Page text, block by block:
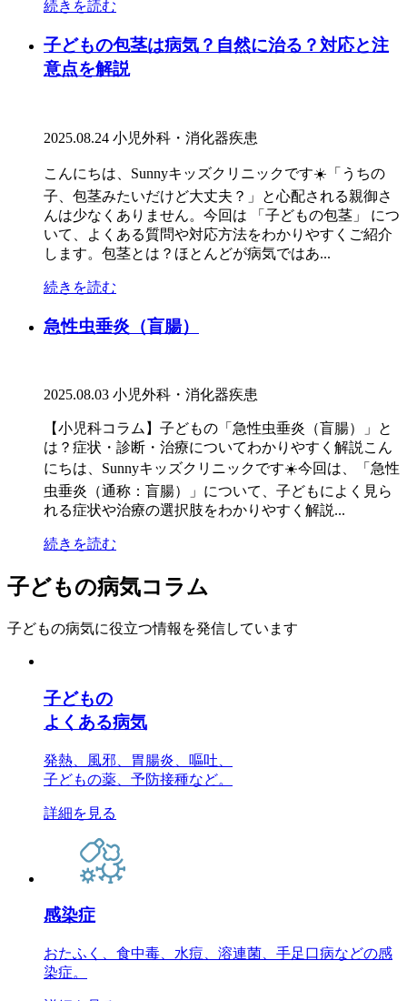
続きを読む
子どもの包茎は病気？自然に治る？対応と注
意点を解説
2025.08.24 小児外科・消化器疾患
こんにちは、Sunnyキッズクリニックです☀️「うちの
子、包茎みたいだけど大丈夫？」と心配される親御さ
んは少なくありません。今回は 「子どもの包茎」 につ
いて、よくある質問や対応方法をわかりやすくご紹介
します。包茎とは？ほとんどが病気ではあ...
続きを読む
急性虫垂炎（盲腸）
2025.08.03 小児外科・消化器疾患
【小児科コラム】子どもの「急性虫垂炎（盲腸）」と
は？症状・診断・治療についてわかりやすく解説こん
にちは、Sunnyキッズクリニックです☀️今回は、「急性
虫垂炎（通称：盲腸）」について、子どもによく見ら
れる症状や治療の選択肢をわかりやすく解説...
続きを読む
子どもの病気コラム
子どもの病気に役立つ情報を発信しています
子どもの
よくある病気
発熱、風邪、胃腸炎、嘔吐、
子どもの薬、予防接種など。
詳細を見る
感染症
おたふく、食中毒、水痘、溶連菌、手足口病などの感
染症。